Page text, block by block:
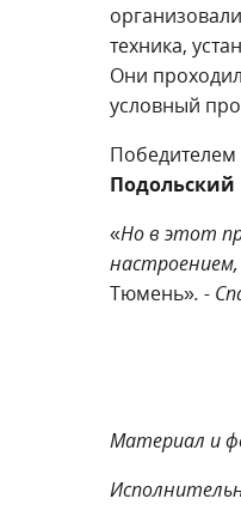
техника,
Они
условный
Победителем
Подольский
«Но в этот
Тюмень». -
Материал и